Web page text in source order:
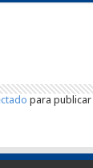
para